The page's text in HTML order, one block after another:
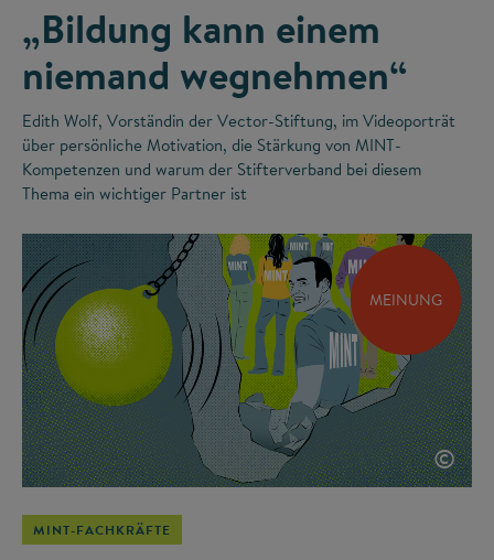
„Bildung kann einem
niemand wegnehmen“
Edith Wolf, Vorständin der Vector-Stiftung, im Videoporträt
über persönliche Motivation, die Stärkung von MINT-
Kompetenzen und warum der Stifterverband bei diesem
Thema ein wichtiger Partner ist
MEINUNG
©
MINT-FACHKRÄFTE